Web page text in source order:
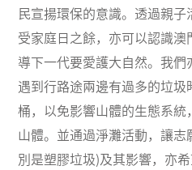
民宣揚環保的意識。透過親
受家庭日之餘，亦可以認識
導下一代要愛護大自然。我
遇到行路途兩邊有過多的垃
桶，以免影響山體的生態系
山體。並通過淨灘活動，讓
別是塑膠垃圾)及其影響，亦